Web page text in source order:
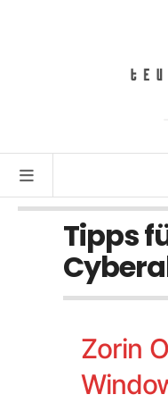
Tipps
Zorin